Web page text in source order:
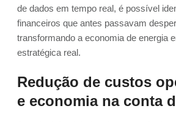
de dados em tempo real, é possível
financeiros que antes passavam
transformando a economia de energia
estratégica real.
Redução de custos
e economia na conta